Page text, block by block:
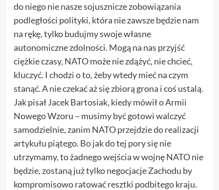
do niego nie nasze sojusznicze zobowiązania
podległości polityki, która nie zawsze będzie nam
na rękę, tylko budujmy swoje własne
autonomiczne zdolności. Mogą na nas przyjść
ciężkie czasy, NATO może nie zdążyć, nie chcieć,
kluczyć. I chodzi o to, żeby wtedy mieć na czym
stanąć. A nie czekać aż się zbiorą grona i coś ustalą.
Jak pisał Jacek Bartosiak, kiedy mówił o Armii
Nowego Wzoru – musimy być gotowi walczyć
samodzielnie, zanim NATO przejdzie do realizacji
artykułu piątego. Bo jak do tej pory się nie
utrzymamy, to żadnego wejścia w wojnę NATO nie
będzie, zostaną już tylko negocjacje Zachodu by
kompromisowo ratować resztki podbitego kraju.